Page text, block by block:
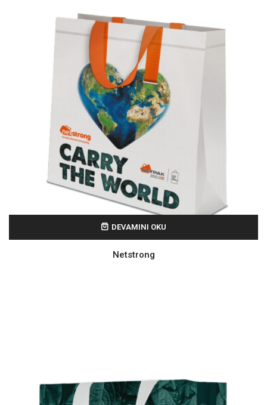
DEVAMINI OKU
Netstrong